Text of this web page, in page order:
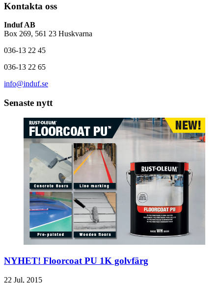
Kontakta oss
Induf AB
Box 269, 561 23 Huskvarna
036-13 22 45
036-13 22 65
info@induf.se
Senaste nytt
NYHET! Floorcoat PU 1K golvfärg
22 Jul, 2015